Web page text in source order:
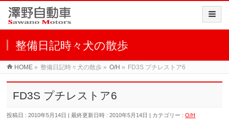
整備日記時々犬の散歩
HOME » 整備日記時々犬の散歩 » O/H » FD3S プチレストア6
FD3S プチレストア6
投稿日 : 2010年5月14日 最終更新日時 : 2010年5月14日 カテゴリー :O/H